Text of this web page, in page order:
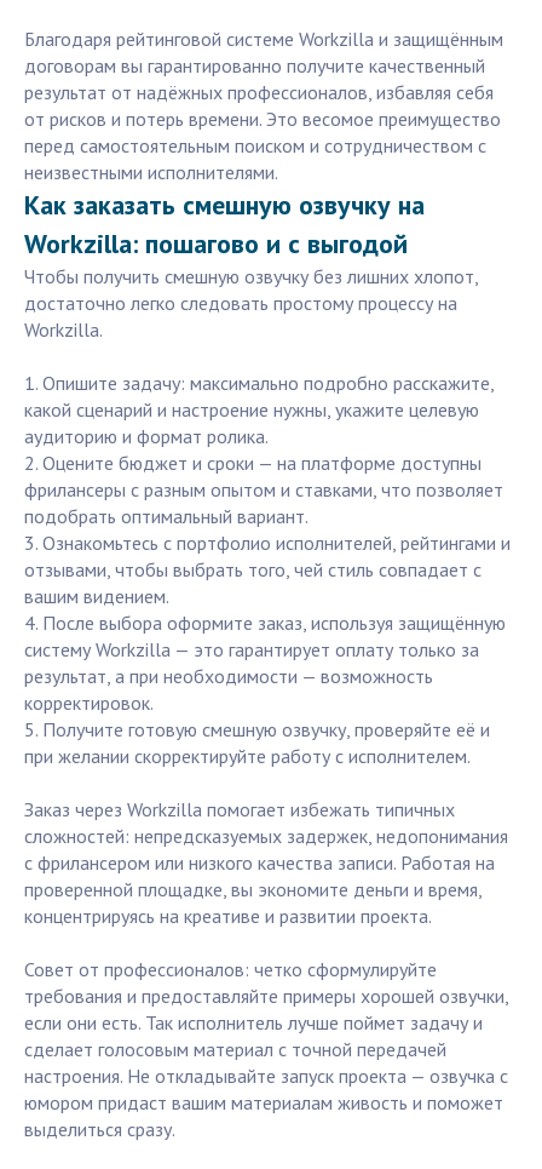
Благодаря рейтинговой системе Workzilla и защищённым
договорам вы гарантированно получите качественный
результат от надёжных профессионалов, избавляя себя
от рисков и потерь времени. Это весомое преимущество
перед самостоятельным поиском и сотрудничеством с
неизвестными исполнителями.
Как заказать смешную озвучку на
Workzilla: пошагово и с выгодой
Чтобы получить смешную озвучку без лишних хлопот,
достаточно легко следовать простому процессу на
Workzilla.
1. Опишите задачу: максимально подробно расскажите,
какой сценарий и настроение нужны, укажите целевую
аудиторию и формат ролика.
2. Оцените бюджет и сроки — на платформе доступны
фрилансеры с разным опытом и ставками, что позволяет
подобрать оптимальный вариант.
3. Ознакомьтесь с портфолио исполнителей, рейтингами и
отзывами, чтобы выбрать того, чей стиль совпадает с
вашим видением.
4. После выбора оформите заказ, используя защищённую
систему Workzilla — это гарантирует оплату только за
результат, а при необходимости — возможность
корректировок.
5. Получите готовую смешную озвучку, проверяйте её и
при желании скорректируйте работу с исполнителем.
Заказ через Workzilla помогает избежать типичных
сложностей: непредсказуемых задержек, недопонимания
с фрилансером или низкого качества записи. Работая на
проверенной площадке, вы экономите деньги и время,
концентрируясь на креативе и развитии проекта.
Совет от профессионалов: четко сформулируйте
требования и предоставляйте примеры хорошей озвучки,
если они есть. Так исполнитель лучше поймет задачу и
сделает голосовым материал с точной передачей
настроения. Не откладывайте запуск проекта — озвучка с
юмором придаст вашим материалам живость и поможет
выделиться сразу.